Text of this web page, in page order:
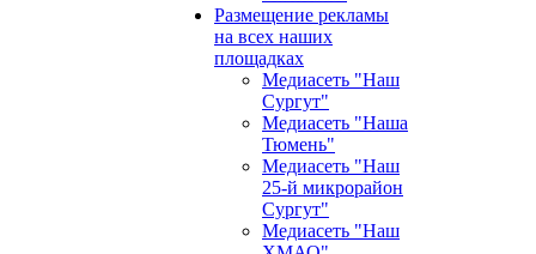
Размещение рекламы
на всех наших
площадках
Медиасеть "Наш
Сургут"
Медиасеть "Наша
Тюмень"
Медиасеть "Наш
25-й микрорайон
Сургут"
Медиасеть "Наш